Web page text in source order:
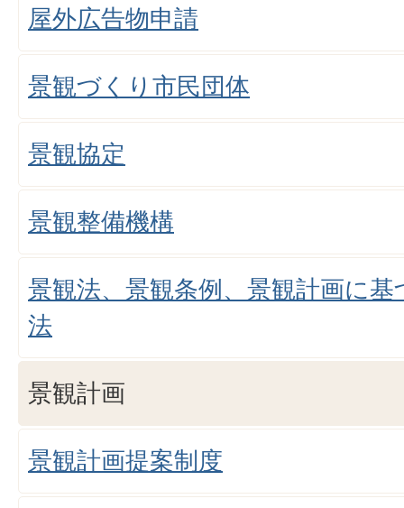
屋外広告物申請
景観づくり市民団体
景観協定
景観整備機構
景観法、景観条例、景観計画に
法
景観計画
景観計画提案制度